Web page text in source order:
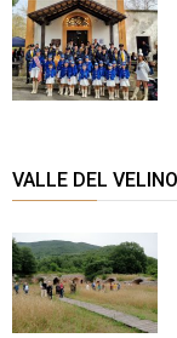
VALLE DEL